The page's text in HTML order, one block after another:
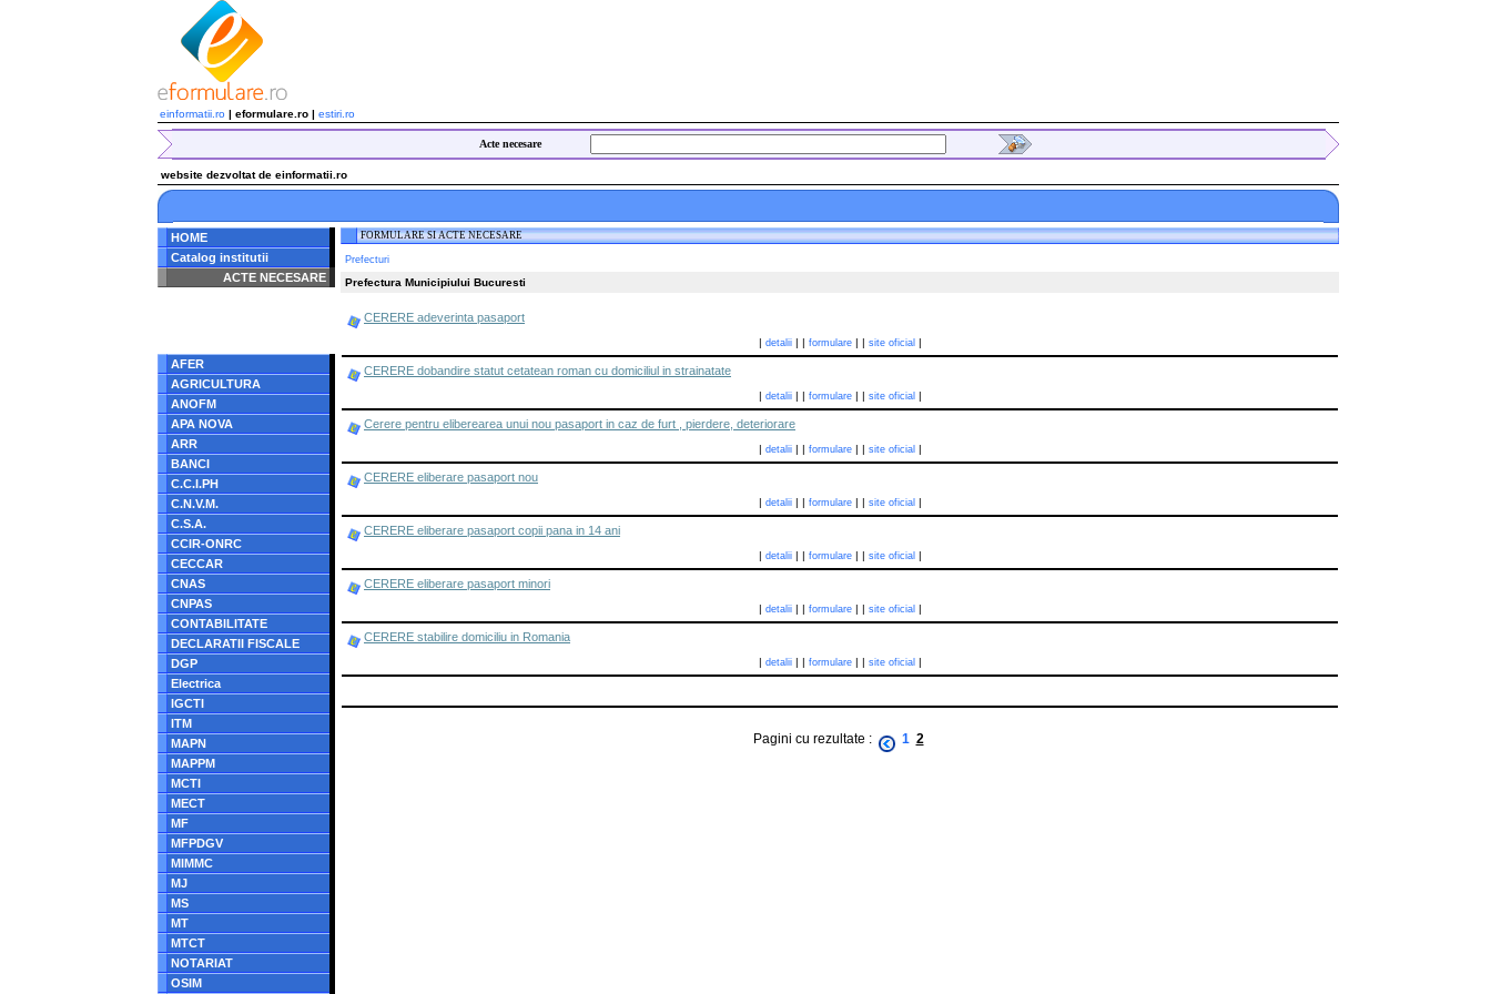
einformatii.ro | eformulare.ro | estiri.ro
Acte necesare
website dezvoltat de einformatii.ro
HOME
Catalog institutii
ACTE NECESARE
AFER
AGRICULTURA
ANOFM
APA NOVA
ARR
BANCI
C.C.I.PH
C.N.V.M.
C.S.A.
CCIR-ONRC
CECCAR
CNAS
CNPAS
CONTABILITATE
DECLARATII FISCALE
DGP
Electrica
IGCTI
ITM
MAPN
MAPPM
MCTI
MECT
MF
MFPDGV
MIMMC
MJ
MS
MT
MTCT
NOTARIAT
OSIM
FORMULARE SI ACTE NECESARE
Prefecturi
Prefectura Municipiului Bucuresti
CERERE adeverinta pasaport
| detalii| | formulare| | site oficial|
CERERE dobandire statut cetatean roman cu domiciliul in strainatate
| detalii| | formulare| | site oficial|
Cerere pentru eliberearea unui nou pasaport in caz de furt , pierdere, deteriorare
| detalii| | formulare| | site oficial|
CERERE eliberare pasaport nou
| detalii| | formulare| | site oficial|
CERERE eliberare pasaport copii pana in 14 ani
| detalii| | formulare| | site oficial|
CERERE eliberare pasaport minori
| detalii| | formulare| | site oficial|
CERERE stabilire domiciliu in Romania
| detalii| | formulare| | site oficial|
Pagini cu rezultate : 1 2